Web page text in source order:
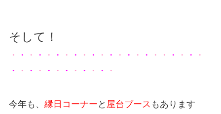
そして！
・ ・ ・ ・ ・ ・ ・ ・ ・ ・ ・ ・ ・ ・ ・ ・ ・・ ・ ・ ・
・
・
・ ・ ・ ・ ・ ・ ・ ・ ・ ・ ・
今年も、 縁日コーナー と 屋台ブース もあります